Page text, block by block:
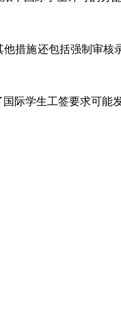
他措施还包括强制审
际学生工签要求可能